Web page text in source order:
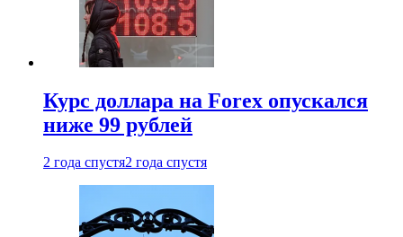
Курс доллара на Forex опускался
ниже 99 рублей
2 года спустя2 года спустя